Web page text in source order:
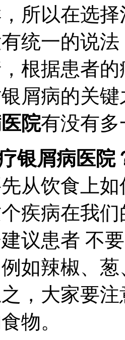
所以在选
统一的说
根据患者
屑病的关
院有没有
银屑病医院
从饮食上
疾病在我
议患者 不
如辣椒、
，大家要
物。